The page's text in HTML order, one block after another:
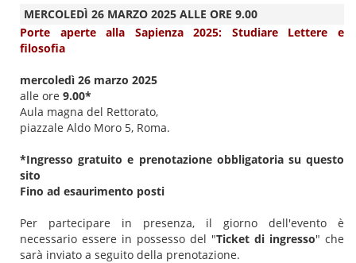
MERCOLEDÌ 26 MARZO 2025 ALLE ORE 9.00
Porte aperte alla Sapienza 2025: Studiare Lettere e
filosofia
mercoledì 26 marzo 2025
alle ore 9.00*
Aula magna del Rettorato,
piazzale Aldo Moro 5, Roma.
*Ingresso gratuito e prenotazione obbligatoria su questo
sito
Fino ad esaurimento posti
Per partecipare in presenza, il giorno dell'evento è
necessario essere in possesso del "Ticket di ingresso" che
sarà inviato a seguito della prenotazione.